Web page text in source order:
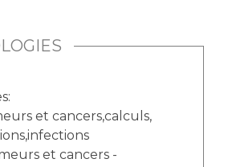
en santé à l’AP-HM
sans tabac
et cancers,calculs,
et cancers -